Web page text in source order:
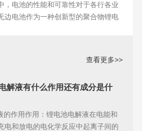
，电池的性能和可靠性对于各行各业
边电池作为一种创新型的聚合物锂电
查看更多>>
解液有什么作用还有成分是什
的作用作用：锂电池电解液在电能和
电和放电的电化学反应中起离子间的